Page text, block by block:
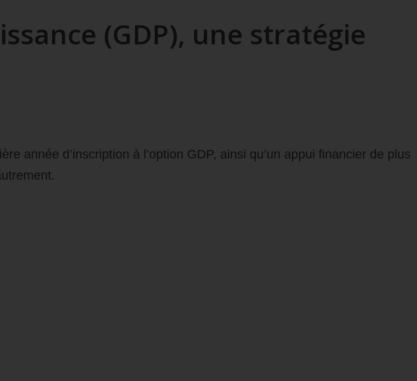
(GDP), une stratégie
année d’inscription à l’option GDP, ainsi qu’un appui financier de plus